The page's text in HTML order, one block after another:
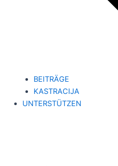
BEITRÄGE
KASTRACIJA
UNTERSTÜTZEN